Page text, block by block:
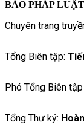
BÁO PHÁP
Chuyên trang
Tổng Biên tập:
Phó Tổng Biên
Tổng Thư ký: